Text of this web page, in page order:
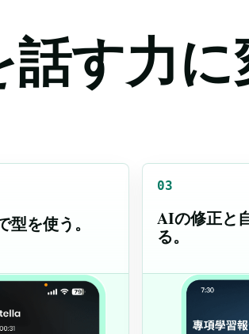
す力に
を使う。
03
AIの修正と
る。